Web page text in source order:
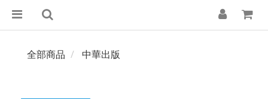
全部商品 中華出版